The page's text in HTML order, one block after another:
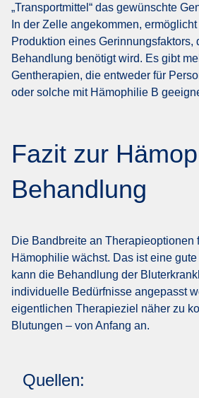
„Transportmittel“ das gewünschte
In der Zelle angekommen,
Produktion eines Gerinnungsfaktors,
Behandlung benötigt wird. Es gibt
Gentherapien, die entweder für
oder solche mit Hämophilie B
Fazit zur
Behandlung
Die Bandbreite an Therapieoptionen
Hämophilie wächst. Das ist eine
kann die Behandlung der
individuelle Bedürfnisse angepasst
eigentlichen Therapieziel näher zu
Blutungen – von Anfang an.
Quellen: